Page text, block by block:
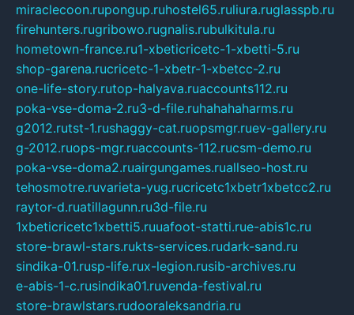
miraclecoon.rupongup.ruhostel65.ruliura.ruglasspb.ru
firehunters.rugribowo.rugnalis.rubulkitula.ru
hometown-france.ru1-xbeticricetc-1-xbetti-5.ru
shop-garena.rucricetc-1-xbetr-1-xbetcc-2.ru
one-life-story.rutop-halyava.ruaccounts112.ru
poka-vse-doma-2.ru3-d-file.ruhahahaharms.ru
g2012.rutst-1.rushaggy-cat.ruopsmgr.ruev-gallery.ru
g-2012.ruops-mgr.ruaccounts-112.rucsm-demo.ru
poka-vse-doma2.ruairgungames.ruallseo-host.ru
tehosmotre.ruvarieta-yug.rucricetc1xbetr1xbetcc2.ru
raytor-d.ruatillagunn.ru3d-file.ru
1xbeticricetc1xbetti5.ruuafoot-statti.rue-abis1c.ru
store-brawl-stars.rukts-services.rudark-sand.ru
sindika-01.rusp-life.rux-legion.rusib-archives.ru
e-abis-1-c.rusindika01.ruvenda-festival.ru
store-brawlstars.rudooraleksandria.ru